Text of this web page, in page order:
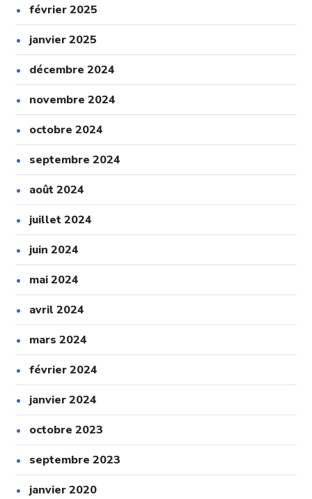
février 2025
janvier 2025
décembre 2024
novembre 2024
octobre 2024
septembre 2024
août 2024
juillet 2024
juin 2024
mai 2024
avril 2024
mars 2024
février 2024
janvier 2024
octobre 2023
septembre 2023
janvier 2020